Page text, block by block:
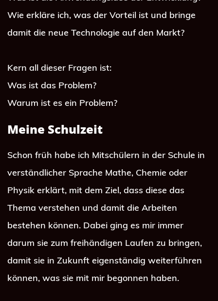
Wie erkläre ich, was der Vorteil ist und bringe
damit die neue Technologie auf den Markt?
Kern all dieser Fragen ist:
Was ist das Problem?
Warum ist es ein Problem?
Meine Schulzeit
Schon früh habe ich Mitschülern in der Schule in
verständlicher Sprache Mathe, Chemie oder
Physik erklärt, mit dem Ziel, dass diese das
Thema verstehen und damit die Arbeiten
bestehen können. Dabei ging es mir immer
darum sie zum freihändigen Laufen zu bringen,
damit sie in Zukunft eigenständig weiterführen
können, was sie mit mir begonnen haben.